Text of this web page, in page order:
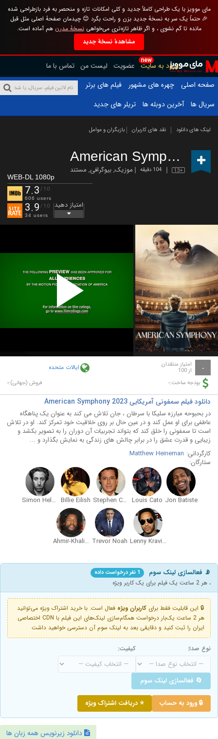
مای موویز با یک طراحی کاملاً جدید و کلی امکانات تازه و منحصر به فرد بازطراحی شده
🎉 حتماً یک سر به نسخهٔ جدید بزن و راحت بگرد 😊 چیدمان صفحهٔ اصلی مثل قبل
مانده تا گم نشوی ، و اگر ظاهر تازه‌تری می‌خواهینسخهٔ مدرن هم آماده است.
مشاهدهٔ نسخهٔ جدید
new
ورود به سایت عضویت لیست من تماس با ما
صفحه اصلی
چهره های مشهور
فیلم های برتر
سریال ها
آخرین دوبله ها تریلر های جدید
لینک های دانلود نقد های کاربران بازیگران و عوامل
American Symphony
13+ 104 دقیقه موزیک,بیوگرافی, مستند
WEB-DL 1080p
7.3 /10
606 users
3.9 /10
34 users
امتیاز دهید
Play
Video
- امتیاز منتقدان
از 100 ایالات متحده
بودجه ساخت:- فروش (جهانی):-
دانلود فیلم سمفونی آمریکایی American Symphony 2023
در بحبوحه مبارزه سلیکا با سرطان ، جان تلاش می کند به عنوان یک پناهگاه
عاطفی برای او عمل کند و در عین حال بر روی خلاقیت خود تمرکز کند. او در تلاش
است تا سمفونی را خلق کند که بتواند تجربیات آن دوران را به تصویر بکشد و
زیبایی و قدرت عشق را در برابر چالش های زندگی به نمایش بگذارد و ...
کارگردانی: Matthew Heineman
ستارگان:
Jon Batiste
Louis Cato
Stephen Colbert
Billie Eilish
Simon Helberg
Lenny Kravitz
Trevor Noah
Ahmir-Khalib Thompson
📡 فعالسازی لینک سوم 1 نفر درخواست داده
، هر 2 ساعت یک فیلم برای یک کاربر ویژه
🔒 این قابلیت فقط برای کاربران ویژه فعال است. با خرید اشتراک ویژه می‌توانید
هر 2 ساعت یک‌بار درخواست همگام‌سازی لینک‌های این فیلم با CDN اختصاصی
ایران را ثبت کنید و دقایقی بعد به لینک سوم آن دسترسی خواهید داشت
نوع صدا: کیفیت:
🔄 فعالسازی لینک سوم
🔒 ورود به حساب ⭐ دریافت اشتراک ویژه
دانلود زیرنویس همه زبان ها